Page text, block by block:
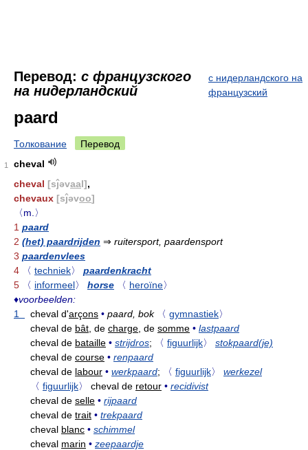
Перевод: с французского
на нидерландский
с нидерландского на
французский
paard
Толкование Перевод
1
cheval
cheval [sĵəvaal],
chevaux [sĵəvoo]
〈m.〉
1 paard
2 (het) paardrijden ⇒ ruitersport, paardensport
3 paardenvlees
4
〈 techniek〉
paardenkracht
5
〈 informeel〉 horse 〈 heroïne〉
♦voorbeelden:
1
cheval d'arçons • paard, bok 〈 gymnastiek〉
cheval de bât, de charge, de somme • lastpaard
cheval de bataille • strijdros; 〈 figuurlijk〉
stokpaard(je)
cheval de course • renpaard
cheval de labour • werkpaard; 〈 figuurlijk〉
werkezel
〈 figuurlijk〉 cheval de retour • recidivist
cheval de selle • rijpaard
cheval de trait • trekpaard
cheval blanc • schimmel
cheval marin • zeepaardje